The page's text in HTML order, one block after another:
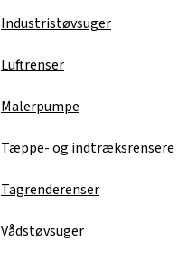
Industristøvsuger
Luftrenser
Malerpumpe
Tæppe- og indtræksrensere
Tagrenderenser
Vådstøvsuger